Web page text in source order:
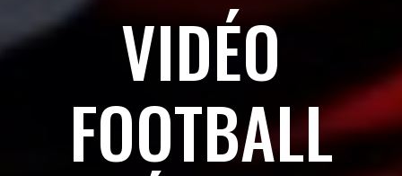
VIDÉO
FOOTBALL